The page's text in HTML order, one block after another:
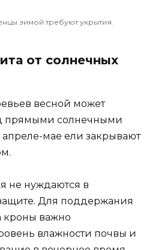
зимой требуют укрытия.
от солнечных
весной может
прямыми солнечными
мае ели закрывают
не нуждаются в
Для поддержания
кроны важно
влажности почвы и